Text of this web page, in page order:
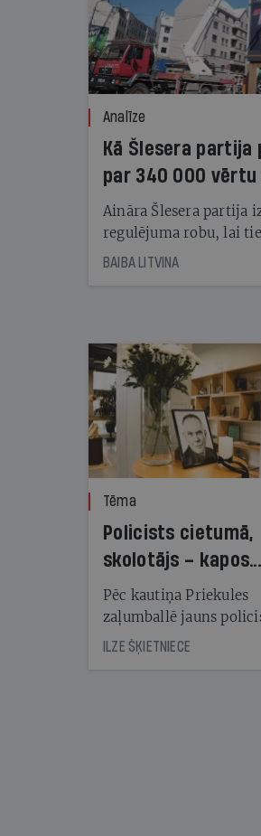
Analīze
Kā Šlesera
par 340 000
kampaņu
Aināra Šlesera partija
regulējuma robu, lai
starta izreklamētos par
BAIBA LITVINA
Tēma
Policists cietumā,
skolotājs – kapos.
Reibuma cena
Pēc kautiņa Priekules
zaļumballē jauns
nonācis cietumā, bet
cienījams pedagogs —
ILZE ŠĶIETNIECE